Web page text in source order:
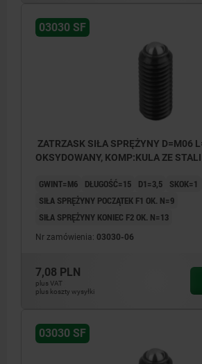
03030 SF
ZATRZASK SIŁA SPRĘŻYNY D=M06
OKSYDOWANY, KOMP:KULA ZE STALI
GWINT=M6 DŁUGOŚĆ=15 D1=3,5 SKOK=1
SIŁA SPRĘŻYNY POCZĄTEK F1 OK. N=9
SIŁA SPRĘŻYNY KONIEC F2 OK. N=13
Nr zamówienia: 03030-06
7,08 PLN
plus VAT
plus koszty wysyłki
03030 SF